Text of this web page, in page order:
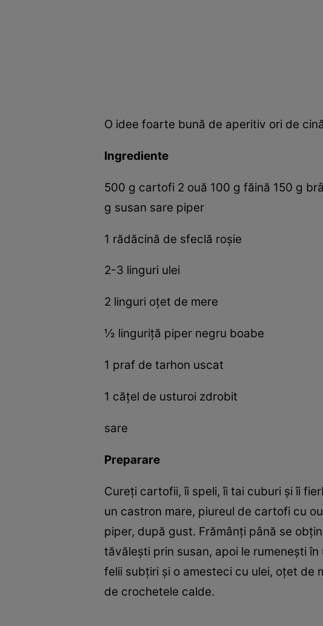
O idee foarte bună de aperitiv ori de
Ingrediente
500 g cartofi 2 ouă 100 g făină 150 g
g susan sare piper
1 rădăcină de sfeclă roşie
2-3 linguri ulei
2 linguri oţet de mere
½ linguriţă piper negru boabe
1 praf de tarhon uscat
1 căţel de usturoi zdrobit
sare
Preparare
Cureţi cartofii, îi speli, îi tai cuburi şi îi
un castron mare, piureul de cartofi cu
piper, după gust. Frămânţi până se
tăvăleşti prin susan, apoi le rumeneşti
felii subţiri şi o amesteci cu ulei, oţet de
de crochetele calde.